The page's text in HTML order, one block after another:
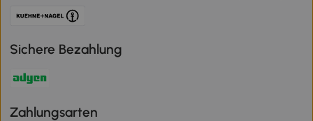
Sichere Bezahlung
Zahlungsarten